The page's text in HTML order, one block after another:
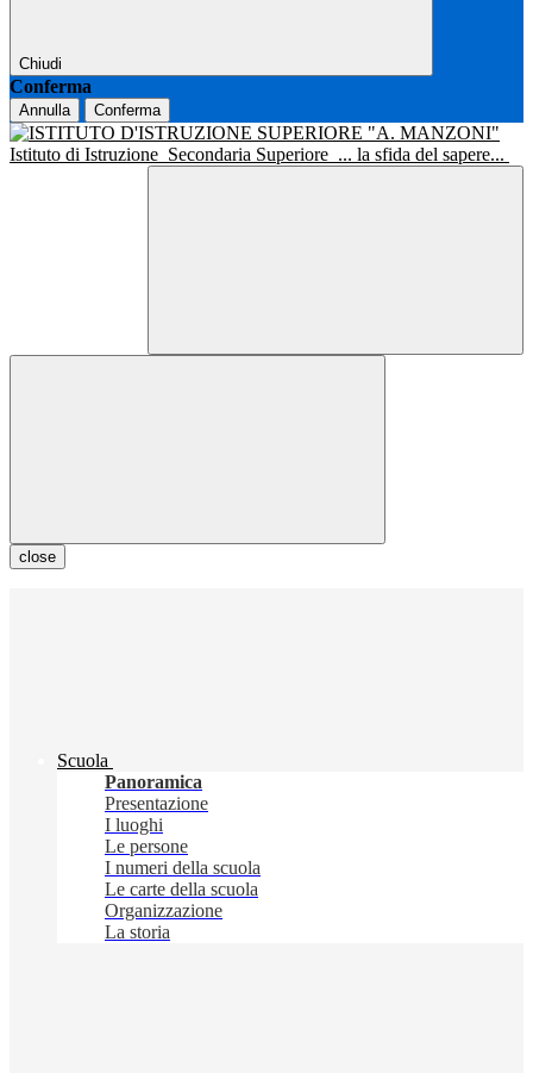
Chiudi
Conferma
Annulla Conferma
Istituto di Istruzione Secondaria Superiore ... la sfida del sapere...
close
Scuola
Panoramica
Presentazione
I luoghi
Le persone
I numeri della scuola
Le carte della scuola
Organizzazione
La storia